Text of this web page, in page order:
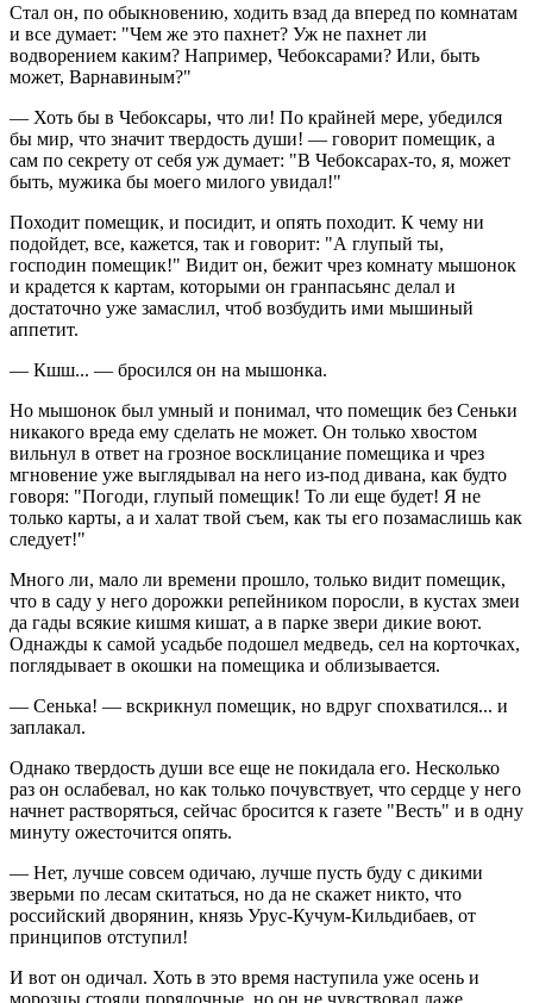
Стал он, по обыкновению, ходить взад да вперед по комнатам
и все думает: "Чем же это пахнет? Уж не пахнет ли
водворением каким? Например, Чебоксарами? Или, быть
может, Варнавиным?"
— Хоть бы в Чебоксары, что ли! По крайней мере, убедился
бы мир, что значит твердость души! — говорит помещик, а
сам по секрету от себя уж думает: "В Чебоксарах-то, я, может
быть, мужика бы моего милого увидал!"
Походит помещик, и посидит, и опять походит. К чему ни
подойдет, все, кажется, так и говорит: "А глупый ты,
господин помещик!" Видит он, бежит чрез комнату мышонок
и крадется к картам, которыми он гранпасьянс делал и
достаточно уже замаслил, чтоб возбудить ими мышиный
аппетит.
— Кшш... — бросился он на мышонка.
Но мышонок был умный и понимал, что помещик без Сеньки
никакого вреда ему сделать не может. Он только хвостом
вильнул в ответ на грозное восклицание помещика и чрез
мгновение уже выглядывал на него из-под дивана, как будто
говоря: "Погоди, глупый помещик! То ли еще будет! Я не
только карты, а и халат твой съем, как ты его позамаслишь как
следует!"
Много ли, мало ли времени прошло, только видит помещик,
что в саду у него дорожки репейником поросли, в кустах змеи
да гады всякие кишмя кишат, а в парке звери дикие воют.
Однажды к самой усадьбе подошел медведь, сел на корточках,
поглядывает в окошки на помещика и облизывается.
— Сенька! — вскрикнул помещик, но вдруг спохватился... и
заплакал.
Однако твердость души все еще не покидала его. Несколько
раз он ослабевал, но как только почувствует, что сердце у него
начнет растворяться, сейчас бросится к газете "Весть" и в одну
минуту ожесточится опять.
— Нет, лучше совсем одичаю, лучше пусть буду с дикими
зверьми по лесам скитаться, но да не скажет никто, что
российский дворянин, князь Урус-Кучум-Кильдибаев, от
принципов отступил!
И вот он одичал. Хоть в это время наступила уже осень и
морозцы стояли порядочные, но он не чувствовал даже